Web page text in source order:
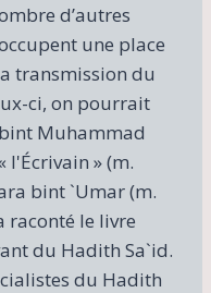
d’autres
une place
transmission du
ci, on pourrait
Muhammad
l'Écrivain » (m.
bint `Umar (m.
raconté le livre
du Hadith Sa`id.
du Hadith